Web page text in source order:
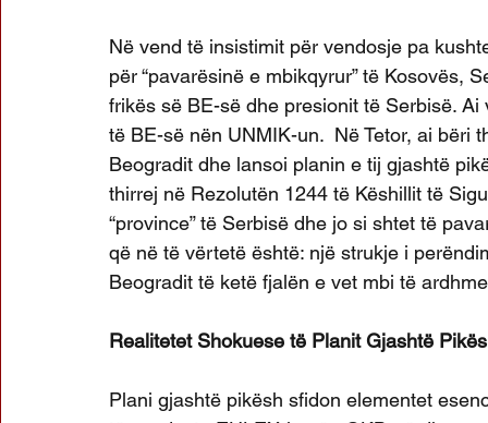
Në vend të insistimit për vendosje pa
për “pavarësinë e mbikqyrur” të Kosovës,
frikës së BE-së dhe presionit të Serbisë.
të BE-së nën UNMIK-un.  Në Tetor, ai
Beogradit dhe lansoi planin e tij gjashtë
thirrej në Rezolutën 1244 të Këshillit të
“province” të Serbisë dhe jo si shtet të
që në të vërtetë është: një strukje i
Beogradit të ketë fjalën e vet mbi të
Realitetet Shokuese të Planit Gjashtë
Plani gjashtë pikësh sfidon elementet